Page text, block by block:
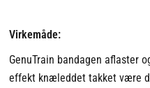
Virkemåde:
GenuTrain bandagen aflaster
effekt knæleddet takket være